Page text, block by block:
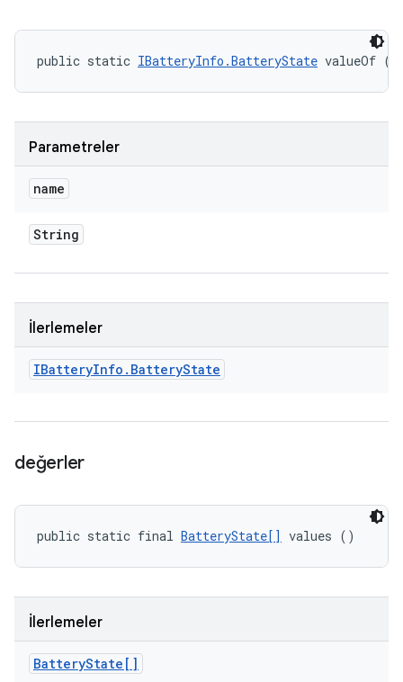
public static IBatteryInfo.BatteryState valueOf
Parametreler
name
String
İlerlemeler
IBatteryInfo . BatteryState
değerler
public static final BatteryState[] values ()
İlerlemeler
BatteryState[]